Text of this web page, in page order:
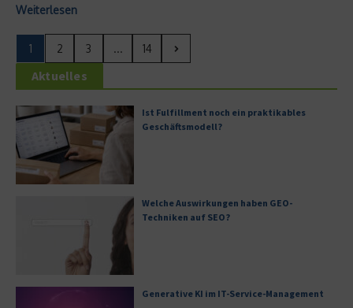
Weiterlesen
1 2 3 ... 14
Aktuelles
Ist Fulfillment noch ein praktikables
Geschäftsmodell?
Welche Auswirkungen haben GEO-
Techniken auf SEO?
Generative KI im IT-Service-Management